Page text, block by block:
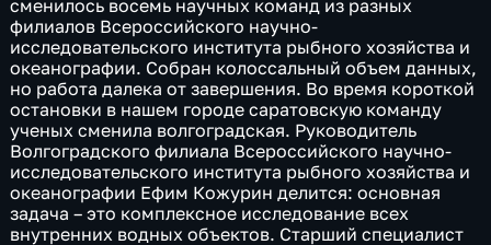
сменилось восемь научных команд из разных
филиалов Всероссийского научно-
исследовательского института рыбного хозяйства и
океанографии. Собран колоссальный объем данных,
но работа далека от завершения. Во время короткой
остановки в нашем городе саратовскую команду
ученых сменила волгоградская. Руководитель
Волгоградского филиала Всероссийского научно-
исследовательского института рыбного хозяйства и
океанографии Ефим Кожурин делится: основная
задача – это комплексное исследование всех
внутренних водных объектов. Старший специалист